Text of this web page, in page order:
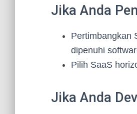
Jika Anda
Pertimbangkan
dipenuhi
Pilih SaaS
Jika Anda